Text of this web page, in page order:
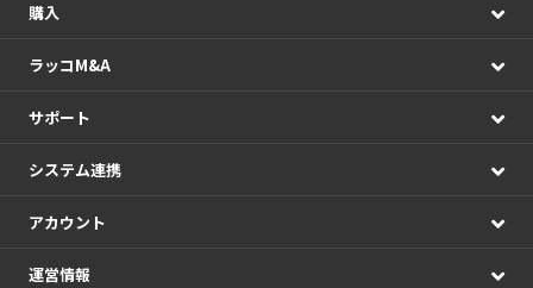
購入
ラッコM&A
サポート
システム連携
アカウント
運営情報